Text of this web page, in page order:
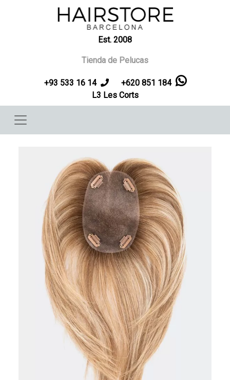
Pasar al contenido principal
Est. 2008
Tienda de Pelucas
+93 533 16 14
+620 851 184
L3 Les Corts